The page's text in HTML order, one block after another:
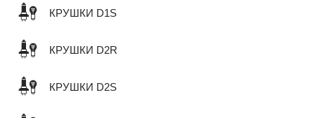
КРУШКИ D1S
КРУШКИ D2R
КРУШКИ D2S